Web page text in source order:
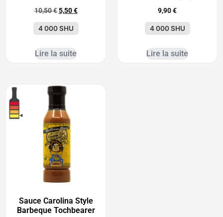
10,50€ 5,50€
4 000 SHU
Lire la suite
9,90€
4 000 SHU
Lire la suite
Sauce Carolina Style
Barbeque Tochbearer